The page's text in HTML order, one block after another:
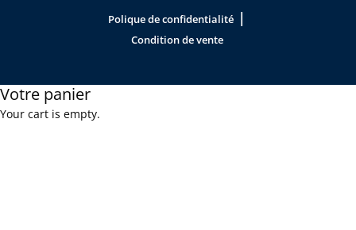
Polique de confidentialité |
Condition de vente
Votre panier
Your cart is empty.